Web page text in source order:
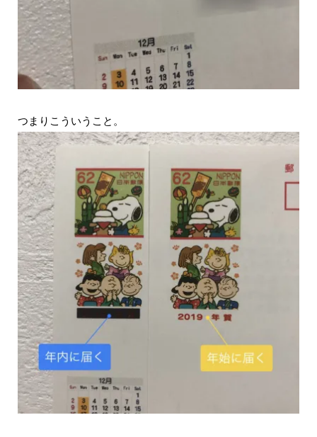
つまりこういうこと。